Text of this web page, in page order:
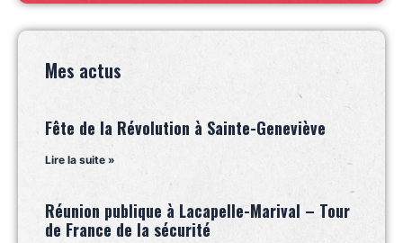
Mes actus
Fête de la Révolution à Sainte-Geneviève
Lire la suite »
Réunion publique à Lacapelle-Marival – Tour
de France de la sécurité